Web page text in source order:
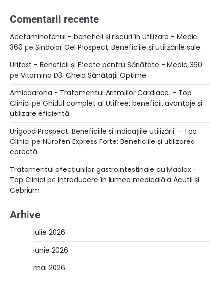
Comentarii recente
Acetaminofenul - beneficii și riscuri în utilizare - Medic
360 pe Sindolor Gel Prospect: Beneficiile și utilizările sale.
Urifast - Beneficii și Efecte pentru Sănătate - Medic 360
pe Vitamina D3: Cheia Sănătății Optime
Amiodarona - Tratamentul Aritmiilor Cardiace. - Top
Clinici pe Ghidul complet al Utifree: beneficii, avantaje și
utilizare eficientă
Urigood Prospect: Beneficiile și indicațiile utilizării. - Top
Clinici pe Nurofen Express Forte: Beneficiile și utilizarea
corectă.
Tratamentul afecțiunilor gastrointestinale cu Maalox -
Top Clinici pe Introducere în lumea medicală a Acutil și
Cebrium
Arhive
iulie 2026
iunie 2026
mai 2026